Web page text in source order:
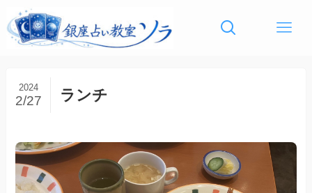
ランチ
2024
2/27